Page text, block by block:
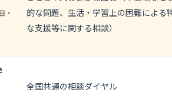
・
的な問題、生活・学習上の困難による
な支援等に関する相談）
全国共通の相談ダイヤル